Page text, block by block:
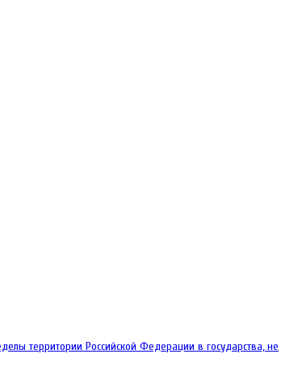
территории Российской Федерации в государства, не